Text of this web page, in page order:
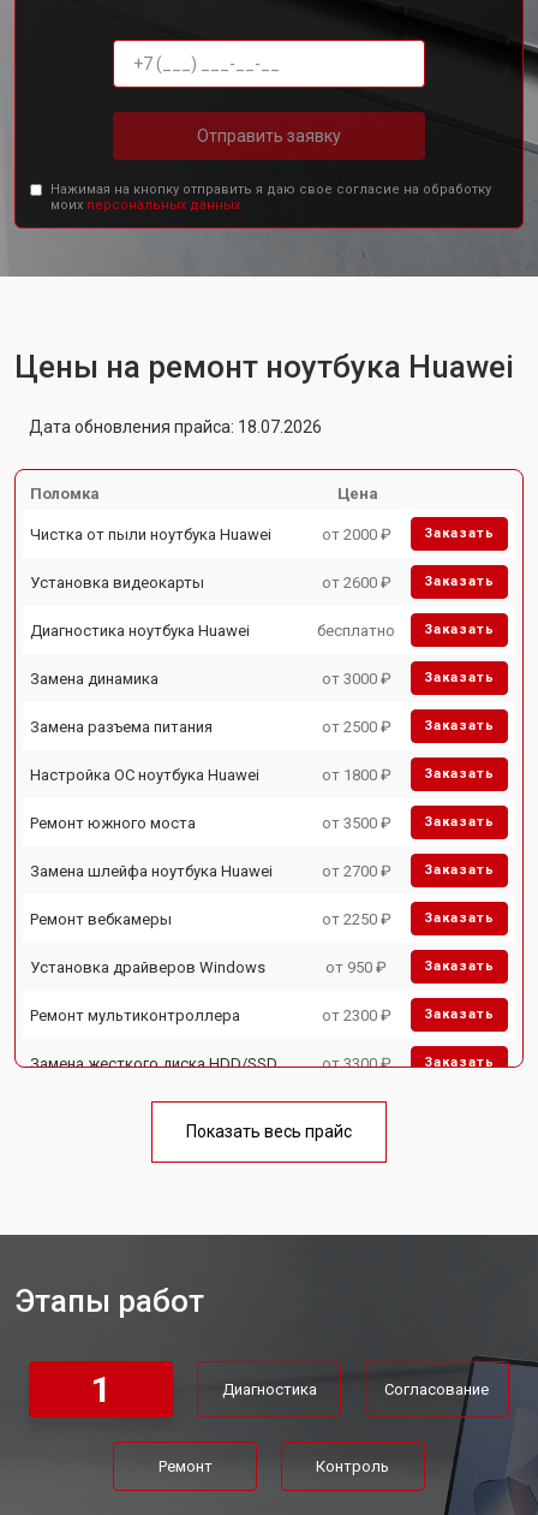
Отправить заявку
Нажимая на кнопку отправить я даю свое согласие на обработку
моих персональных данных.
Цены на ремонт ноутбука Huawei
Дата обновления прайса: 18.07.2026
Поломка Цена
Чистка от пыли ноутбука Huawei от 2000 ₽ Заказать
Установка видеокарты от 2600 ₽ Заказать
Диагностика ноутбука Huawei бесплатно Заказать
Замена динамика от 3000 ₽ Заказать
Замена разъема питания от 2500 ₽ Заказать
Настройка ОС ноутбука Huawei от 1800 ₽ Заказать
Ремонт южного моста от 3500 ₽ Заказать
Замена шлейфа ноутбука Huawei от 2700 ₽ Заказать
Ремонт вебкамеры от 2250 ₽ Заказать
Установка драйверов Windows от 950 ₽ Заказать
Ремонт мультиконтроллера от 2300 ₽ Заказать
Замена жесткого диска HDD/SSD от 3300 ₽ Заказать
Замена тачпада ноутбука Huawei от 1500 ₽
Замена материнской платы
Замена Wi-Fi ноутбука Huawei от 2200 ₽ Заказать
Ремонт цепи питания от 3500 ₽ Заказать
Замена USB порта от 2200 ₽ Заказать
Показать весь прайс
Этапы работ
1 Диагностика Согласование
Ремонт Контроль